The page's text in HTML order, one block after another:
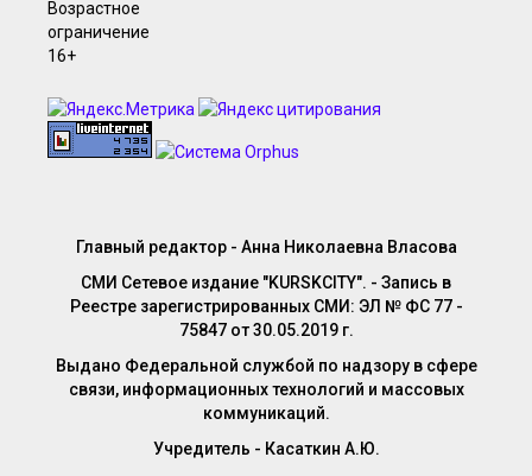
Главный редактор - Анна Николаевна Власова
СМИ Сетевое издание "KURSKCITY". - Запись в
Реестре зарегистрированных СМИ: ЭЛ № ФС 77 -
75847 от 30.05.2019 г.
Выдано Федеральной службой по надзору в сфере
связи, информационных технологий и массовых
коммуникаций.
Учредитель - Касаткин А.Ю.